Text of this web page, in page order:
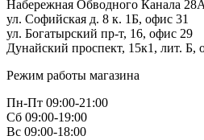
Набережная Обводного Канала
ул. Софийская д. 8 к. 1Б, офис 31
ул. Богатырский пр-т, 16, офис 29
Дунайский проспект, 15к1, лит. Б,
Режим работы магазина
Пн-Пт 09:00-21:00
Сб 09:00-19:00
Вс 09:00-18:00